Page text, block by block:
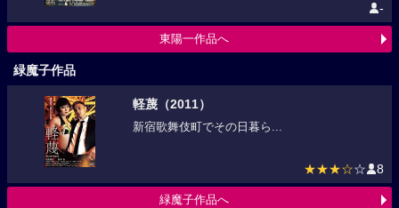
-
東陽一作品へ
緑魔子作品
軽蔑（2011）
新宿歌舞伎町でその日暮ら...
★★★☆☆ 8
緑魔子作品へ